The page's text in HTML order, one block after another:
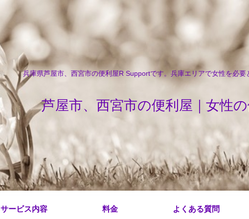
兵庫県芦屋市、西宮市の便利屋R Supportです。兵庫エリアで女性を必要
芦屋市、西宮市の便利屋｜女性
サービス内容 料金 よくある質問